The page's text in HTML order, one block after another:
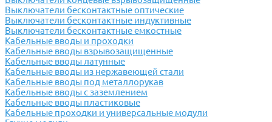
Выключатели бесконтактные оптические
Выключатели бесконтактные индуктивные
Выключатели бесконтактные емкостные
Кабельные вводы и проходки
Кабельные вводы взрывозащищенные
Кабельные вводы латунные
Кабельные вводы из нержавеющей стали
Кабельные вводы под металлорукав
Кабельные вводы с заземлением
Кабельные вводы пластиковые
Кабельные проходки и универсальные модули